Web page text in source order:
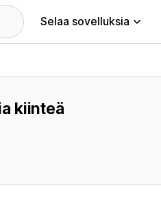
Selaa sovelluksia
kiinteä